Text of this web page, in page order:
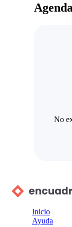
No
Inicio
Ayuda